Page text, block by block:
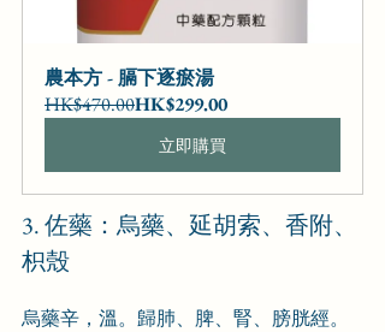
農本方 - 膈下逐瘀湯
HK$470.00HK$299.00
立即購買
3. 佐藥：烏藥、延胡索、香附、
枳殼
烏藥辛，溫。歸肺、脾、腎、膀胱經。